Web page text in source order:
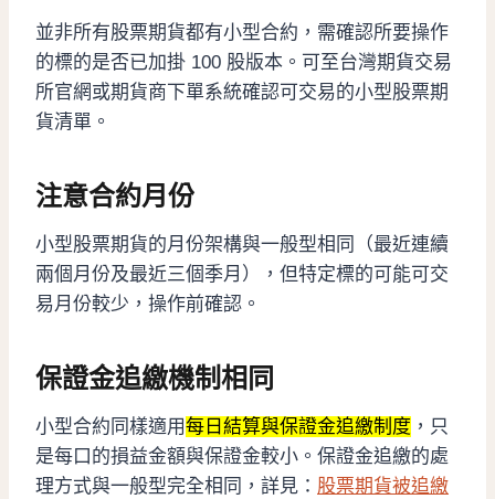
並非所有股票期貨都有小型合約，需確認所要操作
的標的是否已加掛 100 股版本。可至台灣期貨交易
所官網或期貨商下單系統確認可交易的小型股票期
貨清單。
注意合約月份
小型股票期貨的月份架構與一般型相同（最近連續
兩個月份及最近三個季月），但特定標的可能可交
易月份較少，操作前確認。
保證金追繳機制相同
小型合約同樣適用每日結算與保證金追繳制度 ，只
是每口的損益金額與保證金較小。保證金追繳的處
理方式與一般型完全相同，詳見： 股票期貨被追繳